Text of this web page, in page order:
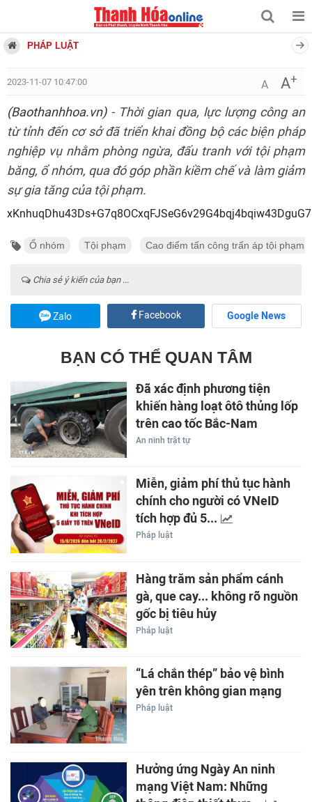
PHÁP LUẬT
2023-11-07 10:47:00 A A+
(Baothanhhoa.vn)- Thời gian qua, lực lượng công an
từ tỉnh đến cơ sở đã triển khai đồng bộ các biện pháp
nghiệp vụ nhằm phòng ngừa, đấu tranh với tội phạm
băng, ổ nhóm, qua đó góp phần kiềm chế và làm giảm
sự gia tăng của tội phạm.
Ổ nhóm Tội phạm Cao điểm tấn công trấn áp tội phạm
Chia sẻ ý kiến của bạn ...
Zalo Facebook Google News
BẠN CÓ THỂ QUAN TÂM
Đã xác định phương tiện
khiến hàng loạt ôtô thủng lốp
trên cao tốc Bắc-Nam
An ninh trật tự
Miễn, giảm phí thủ tục hành
chính cho người có VNeID
tích hợp đủ 5...
Pháp luật
Hàng trăm sản phẩm cánh
gà, que cay... không rõ nguồn
gốc bị tiêu hủy
Pháp luật
“Lá chắn thép” bảo vệ bình
yên trên không gian mạng
Pháp luật
Hưởng ứng Ngày An ninh
mạng Việt Nam: Những